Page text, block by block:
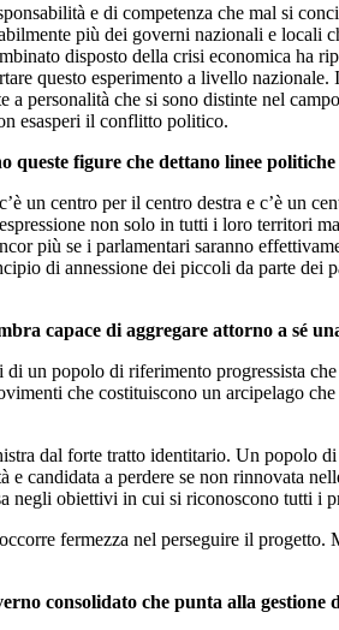
e di competenza che mal si
più dei governi nazionali e
disposto della crisi economica ha
questo esperimento a livello
personalità che si sono distinte nel
esasperi il conflitto politico.
figure che dettano linee
un centro per il centro destra e c’è un
non solo in tutti i loro territori
più se i parlamentari saranno
di annessione dei piccoli da parte dei
capace di aggregare attorno a sé
un popolo di riferimento progressista
che costituiscono un arcipelago
dal forte tratto identitario. Un popolo
e candidata a perdere se non rinnovata
negli obiettivi in cui si riconoscono tutti i
fermezza nel perseguire il
consolidato che punta alla